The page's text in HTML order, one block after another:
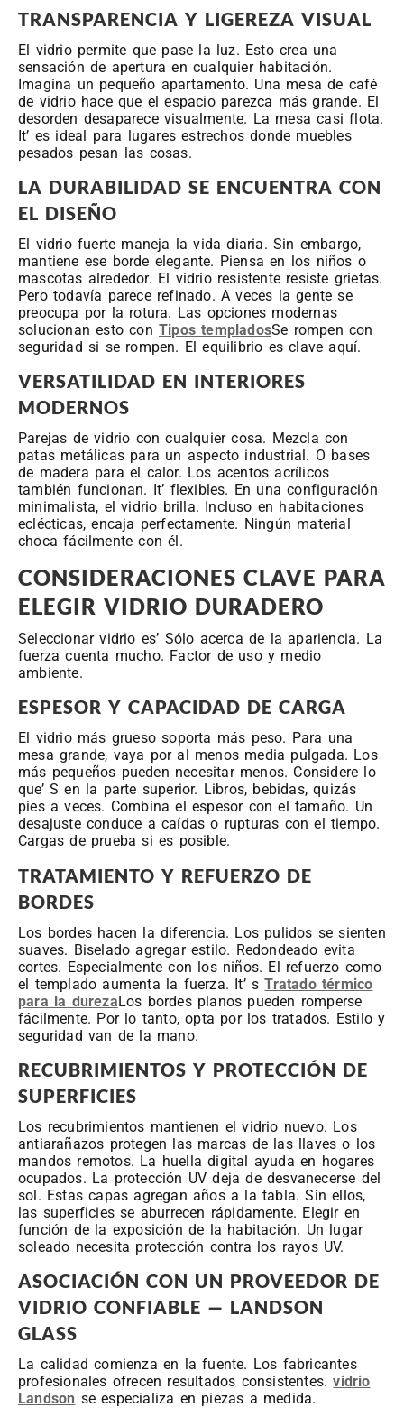
TRANSPARENCIA Y LIGEREZA VISUAL
El vidrio permite que pase la luz. Esto crea una
sensación de apertura en cualquier habitación.
Imagina un pequeño apartamento. Una mesa de café
de vidrio hace que el espacio parezca más grande. El
desorden desaparece visualmente. La mesa casi flota.
It’ es ideal para lugares estrechos donde muebles
pesados pesan las cosas.
LA DURABILIDAD SE ENCUENTRA CON
EL DISEÑO
El vidrio fuerte maneja la vida diaria. Sin embargo,
mantiene ese borde elegante. Piensa en los niños o
mascotas alrededor. El vidrio resistente resiste grietas.
Pero todavía parece refinado. A veces la gente se
preocupa por la rotura. Las opciones modernas
solucionan esto con Tipos templadosSe rompen con
seguridad si se rompen. El equilibrio es clave aquí.
VERSATILIDAD EN INTERIORES
MODERNOS
Parejas de vidrio con cualquier cosa. Mezcla con
patas metálicas para un aspecto industrial. O bases
de madera para el calor. Los acentos acrílicos
también funcionan. It’ flexibles. En una configuración
minimalista, el vidrio brilla. Incluso en habitaciones
eclécticas, encaja perfectamente. Ningún material
choca fácilmente con él.
CONSIDERACIONES CLAVE PARA
ELEGIR VIDRIO DURADERO
Seleccionar vidrio es’ Sólo acerca de la apariencia. La
fuerza cuenta mucho. Factor de uso y medio
ambiente.
ESPESOR Y CAPACIDAD DE CARGA
El vidrio más grueso soporta más peso. Para una
mesa grande, vaya por al menos media pulgada. Los
más pequeños pueden necesitar menos. Considere lo
que’ S en la parte superior. Libros, bebidas, quizás
pies a veces. Combina el espesor con el tamaño. Un
desajuste conduce a caídas o rupturas con el tiempo.
Cargas de prueba si es posible.
TRATAMIENTO Y REFUERZO DE
BORDES
Los bordes hacen la diferencia. Los pulidos se sienten
suaves. Biselado agregar estilo. Redondeado evita
cortes. Especialmente con los niños. El refuerzo como
el templado aumenta la fuerza. It’ sTratado térmico
para la durezaLos bordes planos pueden romperse
fácilmente. Por lo tanto, opta por los tratados. Estilo y
seguridad van de la mano.
RECUBRIMIENTOS Y PROTECCIÓN DE
SUPERFICIES
Los recubrimientos mantienen el vidrio nuevo. Los
antiarañazos protegen las marcas de las llaves o los
mandos remotos. La huella digital ayuda en hogares
ocupados. La protección UV deja de desvanecerse del
sol. Estas capas agregan años a la tabla. Sin ellos,
las superficies se aburrecen rápidamente. Elegir en
función de la exposición de la habitación. Un lugar
soleado necesita protección contra los rayos UV.
ASOCIACIÓN CON UN PROVEEDOR DE
VIDRIO CONFIABLE — LANDSON
GLASS
La calidad comienza en la fuente. Los fabricantes
profesionales ofrecen resultados consistentes.vidrio
Landson se especializa en piezas a medida.